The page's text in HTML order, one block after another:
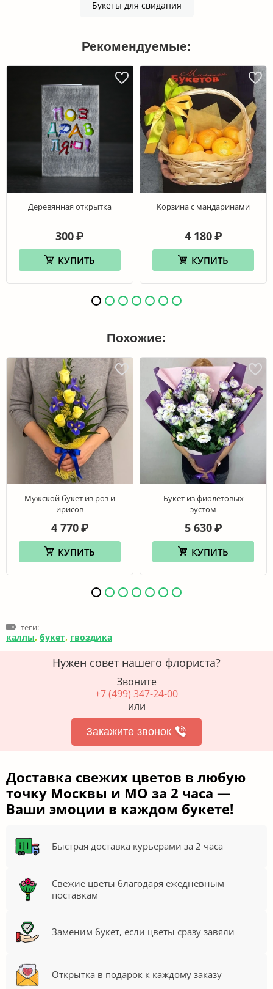
Букеты для свидания
Рекомендуемые:
Деревянная открытка
300₽
КУПИТЬ
Корзина с мандаринами
4 180 ₽
КУПИТЬ
Похожие:
Мужской букет из роз и
ирисов
4 770 ₽
КУПИТЬ
Букет из фиолетовых
эустом
5 630 ₽
КУПИТЬ
теги:
каллы, букет, гвоздика
Нужен совет нашего флориста?
Звоните
+7 (499) 347-24-00
или
Закажите звонок
Доставка свежих цветов в любую
точку Москвы и МО за 2 часа —
Ваши эмоции в каждом букете!
Быстрая доставка курьерами за 2 часа
Свежие цветы благодаря ежедневным
поставкам
Заменим букет, если цветы сразу завяли
Открытка в подарок к каждому заказу